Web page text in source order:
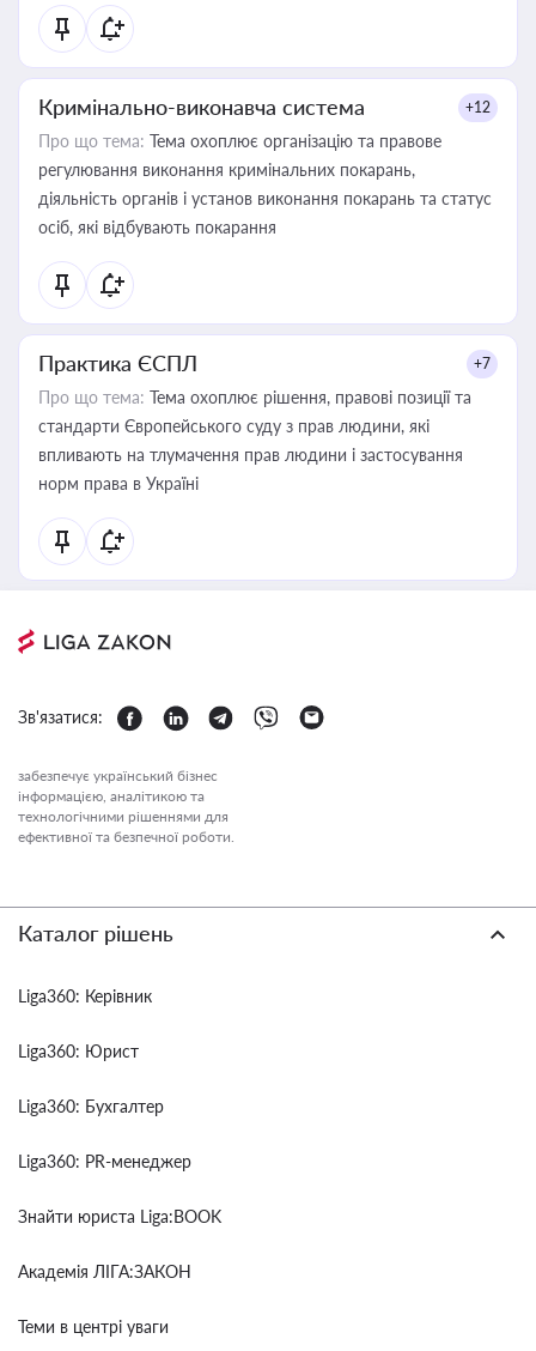
Кримінально-виконавча система +12
Про що тема: Тема охоплює організацію та правове
регулювання виконання кримінальних покарань,
діяльність органів і установ виконання покарань та статус
осіб, які відбувають покарання
Практика ЄСПЛ +7
Про що тема: Тема охоплює рішення, правові позиції та
стандарти Європейського суду з прав людини, які
впливають на тлумачення прав людини і застосування
норм права в Україні
Зв'язатися:
забезпечує український бізнес
інформацією, аналітикою та
технологічними рішеннями для
ефективної та безпечної роботи.
Каталог рішень
Liga360: Керівник
Liga360: Юрист
Liga360: Бухгалтер
Liga360: PR-менеджер
Знайти юриста Liga:BOOK
Академія ЛІГА:ЗАКОН
Теми в центрі уваги